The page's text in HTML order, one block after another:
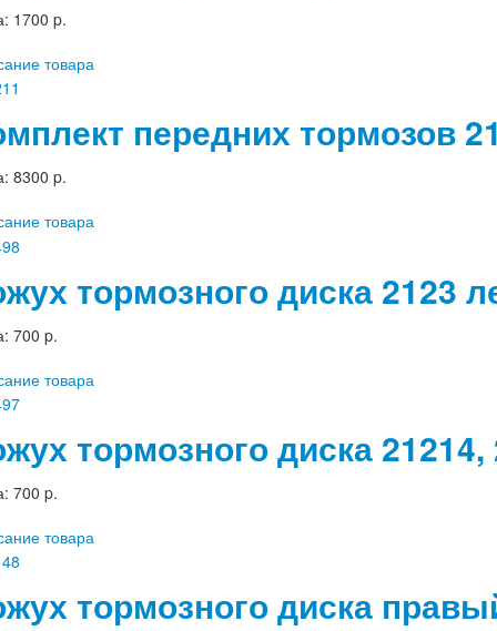
1700 p.
товара
передних тормозов
8300 p.
товара
тормозного диска 2123
700 p.
товара
тормозного диска
700 p.
товара
тормозного диска